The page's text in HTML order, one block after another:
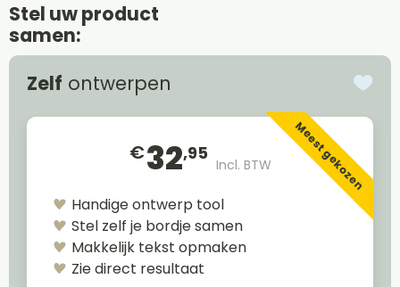
Stel uw product
samen:
Zelf ontwerpen
€32,95
Incl. BTW Meest gekozen
Handige ontwerp tool
Stel zelf je bordje samen
Makkelijk tekst opmaken
Zie direct resultaat